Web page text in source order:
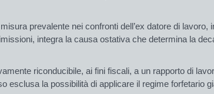
prevalente nei confronti dell’ex datore di
integra la causa ostativa che determina la
riconducibile, ai fini fiscali, a un rapporto di
esclusa la possibilità di applicare il regime forfetario